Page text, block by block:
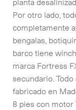
Por otro lado,
completamente
bengalas,
barco tiene
marca Fortress
secundario.
fabricado en
8 pies con motor